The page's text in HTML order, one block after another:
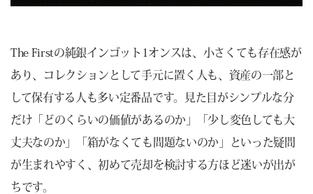
The Firstの純銀インゴット1オンスは、小さくても存在感が
あり、コレクションとして手元に置く人も、資産の一部と
して保有する人も多い定番品です。見た目がシンプルな分
だけ「どのくらいの価値があるのか」「少し変色しても大
丈夫なのか」「箱がなくても問題ないのか」といった疑問
が生まれやすく、初めて売却を検討する方ほど迷いが出が
ちです。